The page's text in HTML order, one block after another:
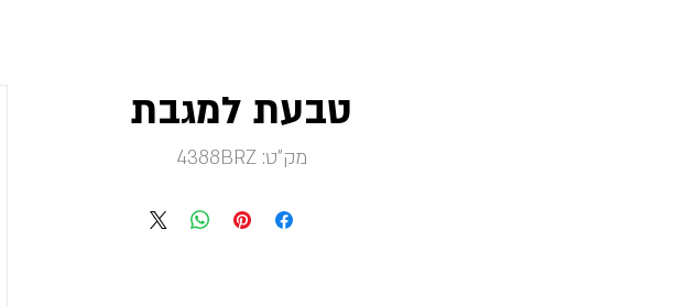
טבעת למגבת
מק"ט: 4388BRZ